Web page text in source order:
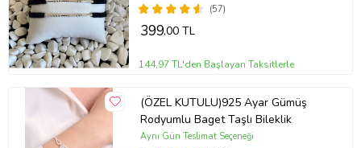
(57)
399,00 TL
144,97 TL'den Başlayan Taksitlerle
(ÖZEL KUTULU)925 Ayar Gümüş
Rodyumlu Baget Taşlı Bileklik
Aynı Gün Teslimat Seçeneği